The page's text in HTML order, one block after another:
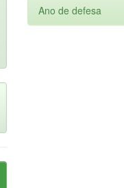
Ano de defesa